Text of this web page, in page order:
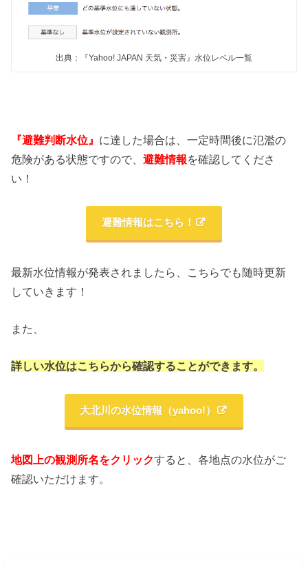
出典：『Yahoo! JAPAN 天気・災害』水位レベル一覧
『避難判断水位』 に達した場合は、一定時間後に氾濫の
危険がある状態ですので、避難情報を確認してくださ
い！
避難情報はこちら！
最新水位情報が発表されましたら、こちらでも随時更新
していきます！
また、
詳しい水位はこちらから確認することができます。
大北川の水位情報（yahoo!）
地図上の観測所名をクリックすると、各地点の水位がご
確認いただけます。